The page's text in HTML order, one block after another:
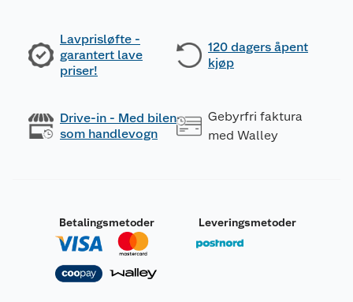
Lavprisløfte -
garantert lave
priser!
120 dagers åpent
kjøp
Drive-in - Med bilen
som handlevogn
Gebyrfri faktura
med Walley
Betalingsmetoder Leveringsmetoder